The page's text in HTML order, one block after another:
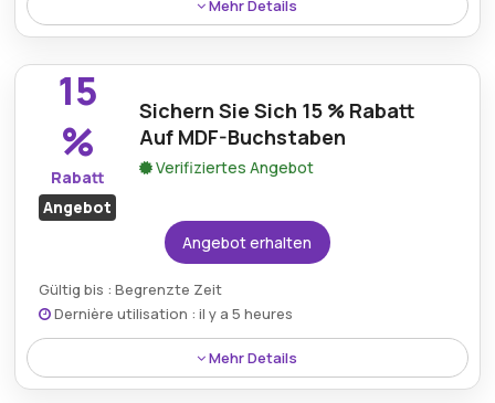
Mehr Details
Sparen Sie 17 % beim Kauf einer Brother-
Nähmaschine – eine ausgezeichnete Gelegenheit,
Ihre Nähausrüstung zu einem günstigeren Preis
aufzurüsten.
15
%
Rabatt
Angebot
Sichern Sie Sich 15 % Rabatt
Auf MDF-Buchstaben
Verifiziertes Angebot
Angebot erhalten
Gültig bis : Begrenzte Zeit
Dernière utilisation : il y a 5 heures
Mehr Details
Profitieren Sie von 15 % Rabatt auf MDF-Buchstaben,